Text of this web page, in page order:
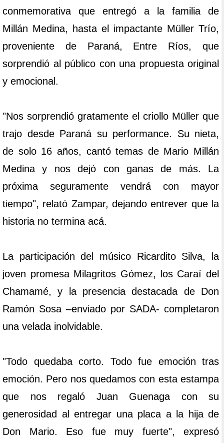
conmemorativa que entregó a la familia de
Millán Medina, hasta el impactante Müller Trío,
proveniente de Paraná, Entre Ríos, que
sorprendió al público con una propuesta original
y emocional.
"Nos sorprendió gratamente el criollo Müller que
trajo desde Paraná su performance. Su nieta,
de solo 16 años, cantó temas de Mario Millán
Medina y nos dejó con ganas de más. La
próxima seguramente vendrá con mayor
tiempo", relató Zampar, dejando entrever que la
historia no termina acá.
La participación del músico Ricardito Silva, la
joven promesa Milagritos Gómez, los Caraí del
Chamamé, y la presencia destacada de Don
Ramón Sosa –enviado por SADA- completaron
una velada inolvidable.
"Todo quedaba corto. Todo fue emoción tras
emoción. Pero nos quedamos con esta estampa
que nos regaló Juan Guenaga con su
generosidad al entregar una placa a la hija de
Don Mario. Eso fue muy fuerte", expresó